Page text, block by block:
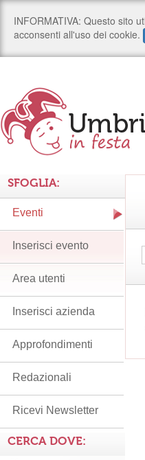
SFOGLIA:
Eventi
Inserisci evento
Area utenti
Inserisci azienda
Approfondimenti
Redazionali
Ricevi Newsletter
CERCA DOVE: